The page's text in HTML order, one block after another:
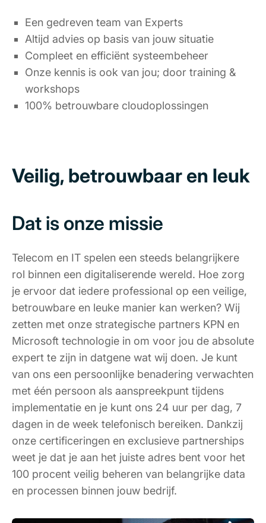
Een gedreven team van Experts
Altijd advies op basis van jouw situatie
Compleet en efficiënt systeembeheer
Onze kennis is ook van jou; door training &
workshops
100% betrouwbare cloudoplossingen
Veilig, betrouwbaar en leuk
Dat is onze missie
Telecom en IT spelen een steeds belangrijkere
rol binnen een digitaliserende wereld. Hoe zorg
je ervoor dat iedere professional op een veilige,
betrouwbare en leuke manier kan werken? Wij
zetten met onze strategische partners KPN en
Microsoft technologie in om voor jou de absolute
expert te zijn in datgene wat wij doen. Je kunt
van ons een persoonlijke benadering verwachten
met één persoon als aanspreekpunt tijdens
implementatie en je kunt ons 24 uur per dag, 7
dagen in de week telefonisch bereiken. Dankzij
onze certificeringen en exclusieve partnerships
weet je dat je aan het juiste adres bent voor het
100 procent veilig beheren van belangrijke data
en processen binnen jouw bedrijf.